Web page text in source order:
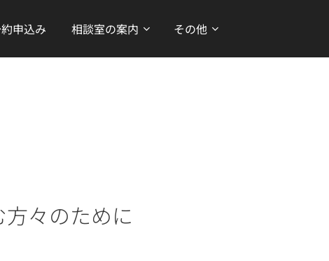
申込み 相談室の案内 その他
々のために